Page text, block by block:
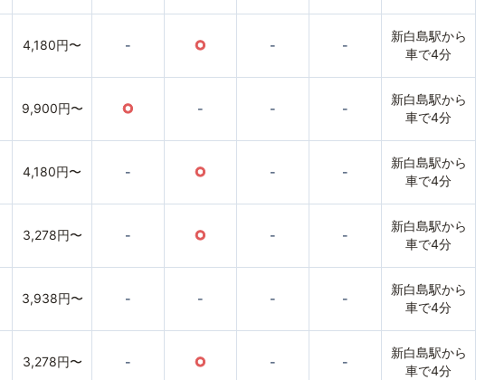
4,180円〜 - ○ - -
新白島駅から
車で4分
9,900円〜 ○ - - -
新白島駅から
車で4分
4,180円〜 - ○ - -
新白島駅から
車で4分
3,278円〜 - ○ - -
新白島駅から
車で4分
3,938円〜 - - - -
新白島駅から
車で4分
3,278円〜 - ○ - -
新白島駅から
車で4分